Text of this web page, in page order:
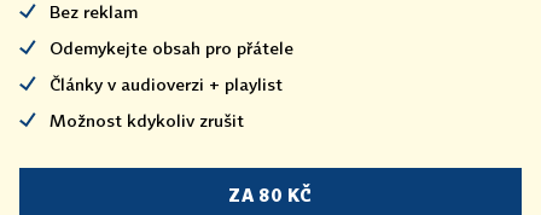
Bez reklam
Odemykejte obsah pro přátele
Články v audioverzi + playlist
Možnost kdykoliv zrušit
ZA 80 KČ